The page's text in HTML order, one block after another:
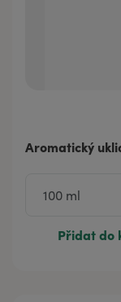
Aromatický
Přidat do